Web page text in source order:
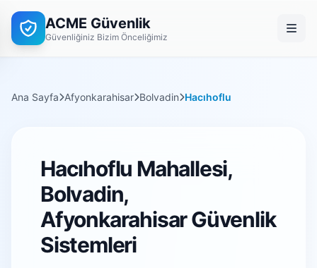
ACME Güvenlik
Güvenliğiniz Bizim Önceliğimiz
Ana Sayfa Afyonkarahisar Bolvadin Hacıhoflu
Hacıhoflu Mahallesi,
Bolvadin,
Afyonkarahisar Güvenlik
Sistemleri